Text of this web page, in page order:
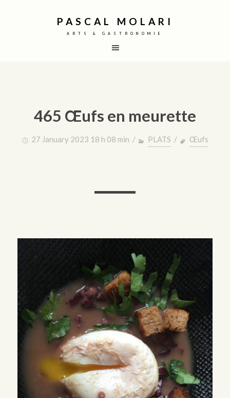
PASCAL MOLARI
ARTS & GASTRONOMIE
465 Œufs en meurette
27 January 2023 18 h 08 min / PLATS / Œufs